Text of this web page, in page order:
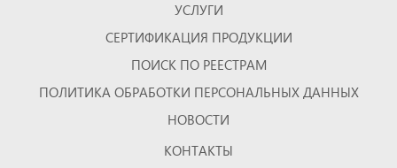
УСЛУГИ
СЕРТИФИКАЦИЯ ПРОДУКЦИИ
ПОИСК ПО РЕЕСТРАМ
ПОЛИТИКА ОБРАБОТКИ ПЕРСОНАЛЬНЫХ ДАННЫХ
НОВОСТИ
КОНТАКТЫ